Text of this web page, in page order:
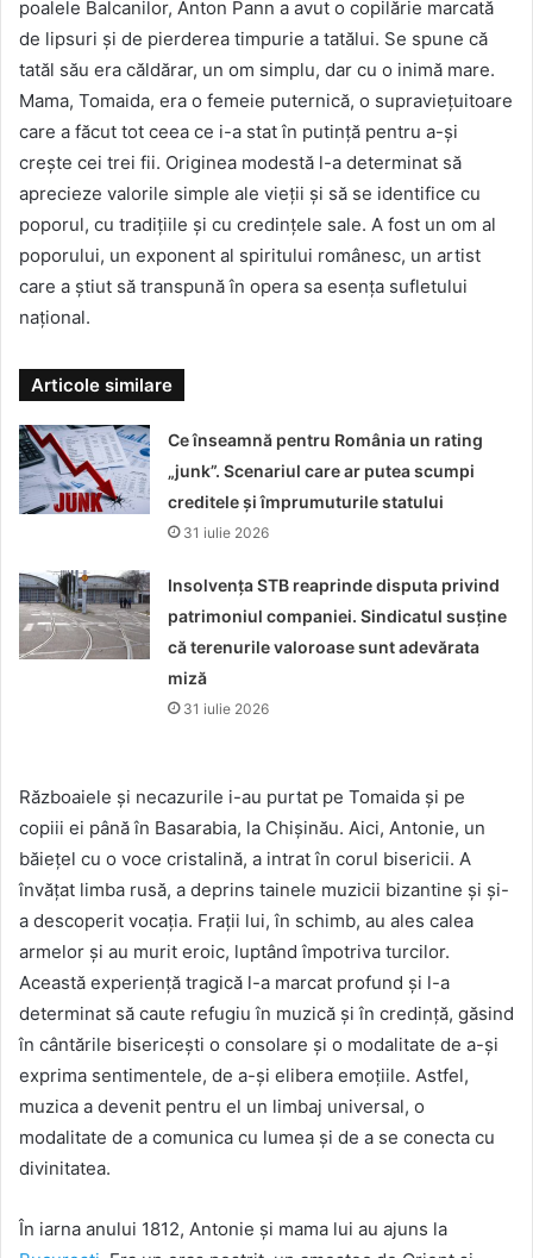
poalele Balcanilor, Anton Pann a avut o copilărie marcată
de lipsuri și de pierderea timpurie a tatălui. Se spune că
tatăl său era căldărar, un om simplu, dar cu o inimă mare.
Mama, Tomaida, era o femeie puternică, o supraviețuitoare
care a făcut tot ceea ce i-a stat în putință pentru a-și
crește cei trei fii. Originea modestă l-a determinat să
aprecieze valorile simple ale vieții și să se identifice cu
poporul, cu tradițiile și cu credințele sale. A fost un om al
poporului, un exponent al spiritului românesc, un artist
care a știut să transpună în opera sa esența sufletului
național.
Articole similare
Ce înseamnă pentru România un rating
„junk”. Scenariul care ar putea scumpi
creditele și împrumuturile statului
31 iulie 2026
Insolvența STB reaprinde disputa privind
patrimoniul companiei. Sindicatul susține
că terenurile valoroase sunt adevărata
miză
31 iulie 2026
Războaiele și necazurile i-au purtat pe Tomaida și pe
copiii ei până în Basarabia, la Chișinău. Aici, Antonie, un
băiețel cu o voce cristalină, a intrat în corul bisericii. A
învățat limba rusă, a deprins tainele muzicii bizantine și și-
a descoperit vocația. Frații lui, în schimb, au ales calea
armelor și au murit eroic, luptând împotriva turcilor.
Această experiență tragică l-a marcat profund și l-a
determinat să caute refugiu în muzică și în credință, găsind
în cântările bisericești o consolare și o modalitate de a-și
exprima sentimentele, de a-și elibera emoțiile. Astfel,
muzica a devenit pentru el un limbaj universal, o
modalitate de a comunica cu lumea și de a se conecta cu
divinitatea.
În iarna anului 1812, Antonie și mama lui au ajuns la